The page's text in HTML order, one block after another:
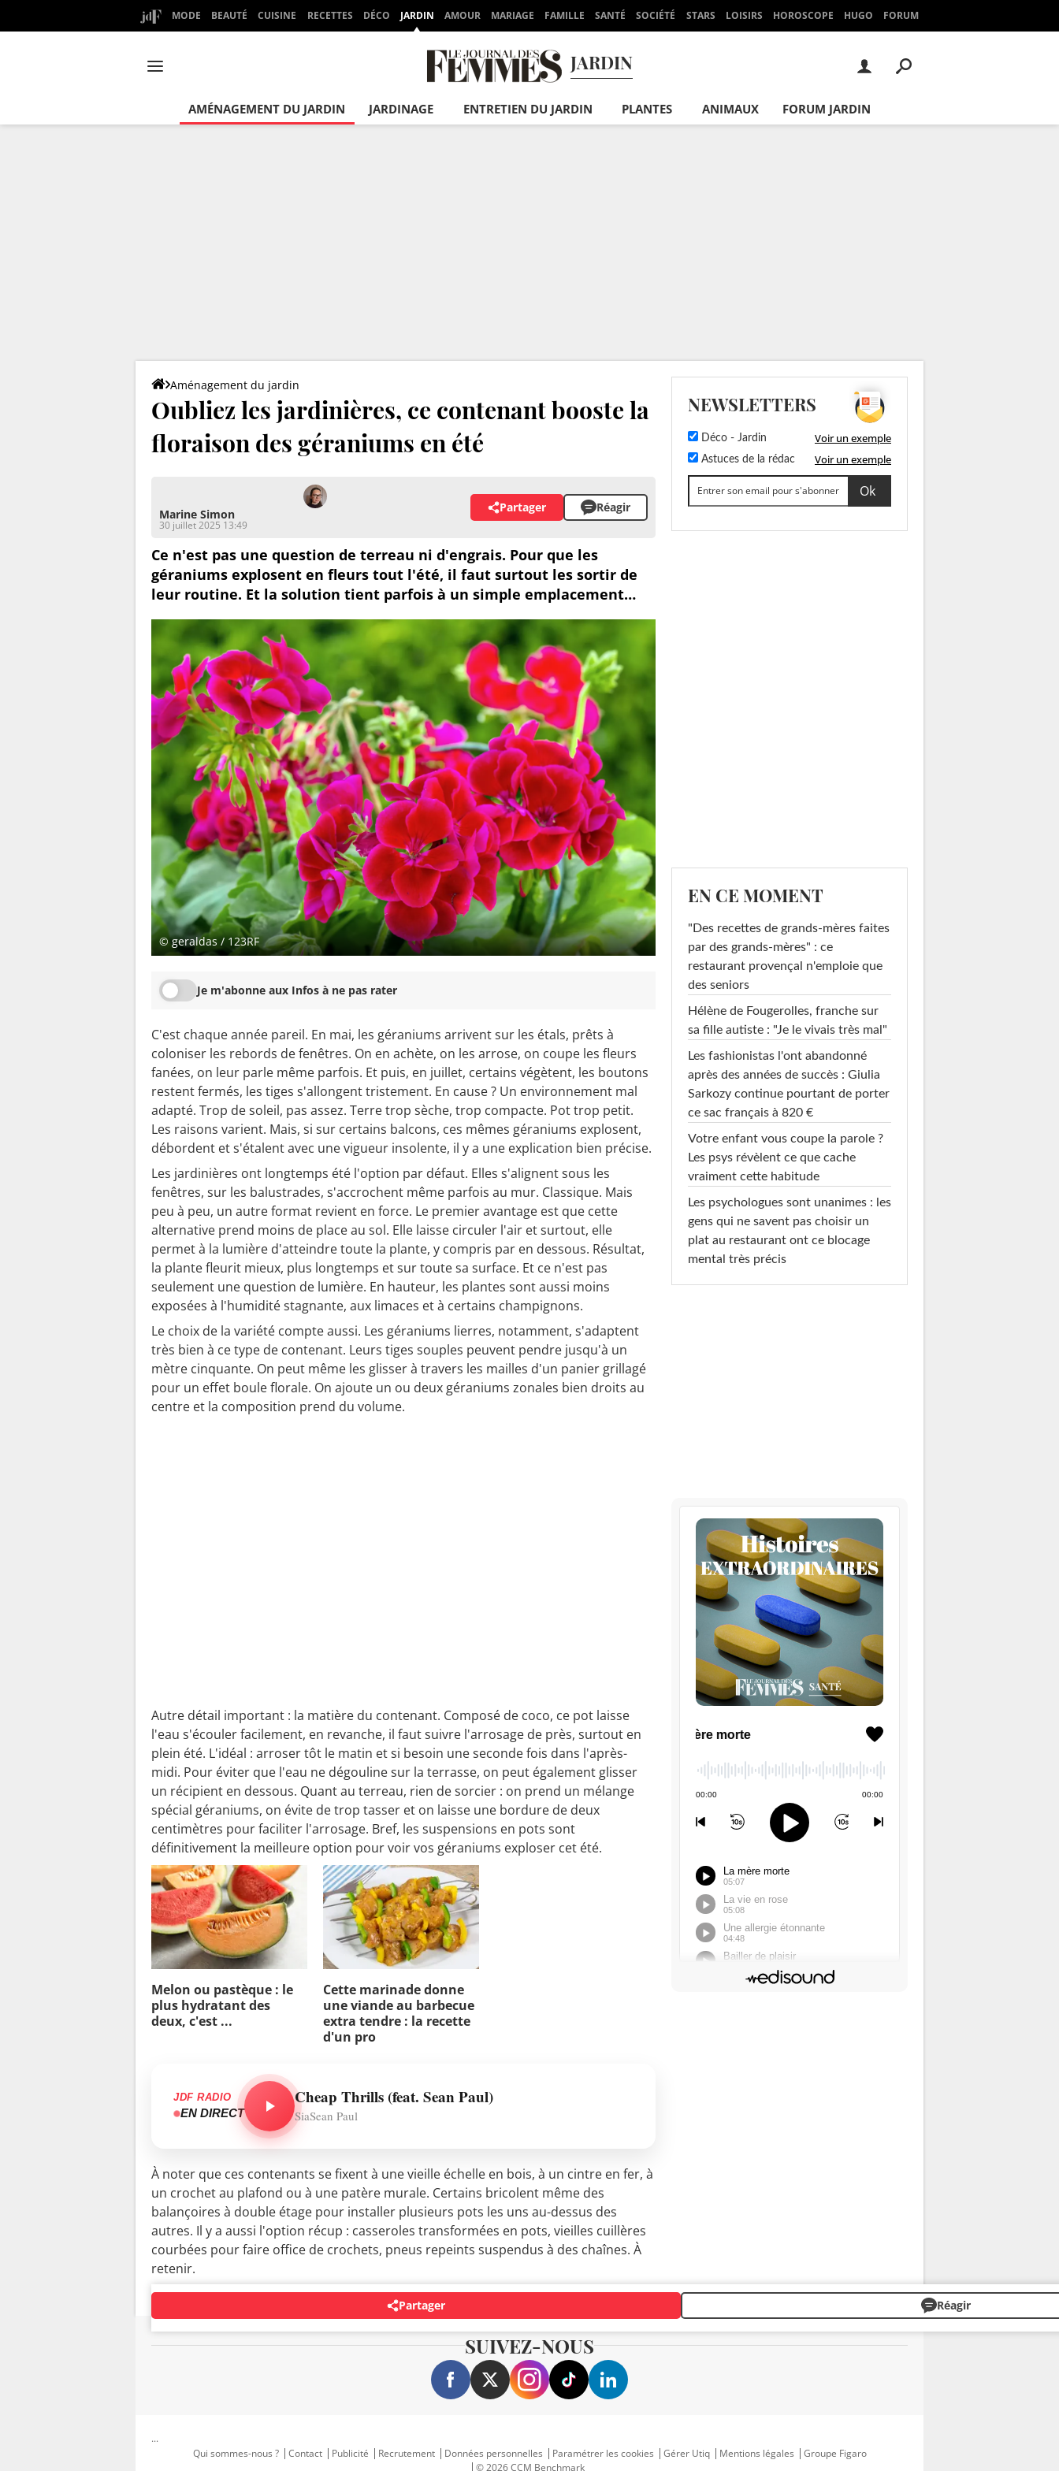
MODE BEAUTÉ CUISINE RECETTES DÉCO JARDIN AMOUR MARIAGE FAMILLE SANTÉ SOCIÉTÉ STARS LOISIRS HOROSCOPE HUGO FORUM
JARDIN
AMÉNAGEMENT DU JARDIN JARDINAGE ENTRETIEN DU JARDIN PLANTES ANIMAUX FORUM JARDIN
Aménagement du jardin
Oubliez les jardinières, ce contenant booste la
floraison des géraniums en été
Marine Simon
30 juillet 2025 13:49
Partager Réagir
Ce n'est pas une question de terreau ni d'engrais. Pour que les
géraniums explosent en fleurs tout l'été, il faut surtout les sortir de
leur routine. Et la solution tient parfois à un simple emplacement…
© geraldas / 123RF
Je m'abonne aux Infos à ne pas rater
C'est chaque année pareil. En mai, les géraniums arrivent sur les étals, prêts à
coloniser les rebords de fenêtres. On en achète, on les arrose, on coupe les fleurs
fanées, on leur parle même parfois. Et puis, en juillet, certains végètent, les boutons
restent fermés, les tiges s'allongent tristement. En cause ? Un environnement mal
adapté. Trop de soleil, pas assez. Terre trop sèche, trop compacte. Pot trop petit.
Les raisons varient. Mais, si sur certains balcons, ces mêmes géraniums explosent,
débordent et s'étalent avec une vigueur insolente, il y a une explication bien précise.
Les jardinières ont longtemps été l'option par défaut. Elles s'alignent sous les
fenêtres, sur les balustrades, s'accrochent même parfois au mur. Classique. Mais
peu à peu, un autre format revient en force. Le premier avantage est que cette
alternative prend moins de place au sol. Elle laisse circuler l'air et surtout, elle
permet à la lumière d'atteindre toute la plante, y compris par en dessous. Résultat,
la plante fleurit mieux, plus longtemps et sur toute sa surface. Et ce n'est pas
seulement une question de lumière. En hauteur, les plantes sont aussi moins
exposées à l'humidité stagnante, aux limaces et à certains champignons.
Le choix de la variété compte aussi. Les géraniums lierres, notamment, s'adaptent
très bien à ce type de contenant. Leurs tiges souples peuvent pendre jusqu'à un
mètre cinquante. On peut même les glisser à travers les mailles d'un panier grillagé
pour un effet boule florale. On ajoute un ou deux géraniums zonales bien droits au
centre et la composition prend du volume.
Autre détail important : la matière du contenant. Composé de coco, ce pot laisse
l'eau s'écouler facilement, en revanche, il faut suivre l'arrosage de près, surtout en
plein été. L'idéal : arroser tôt le matin et si besoin une seconde fois dans l'après-
midi. Pour éviter que l'eau ne dégouline sur la terrasse, on peut également glisser
un récipient en dessous. Quant au terreau, rien de sorcier : on prend un mélange
spécial géraniums, on évite de trop tasser et on laisse une bordure de deux
centimètres pour faciliter l'arrosage. Bref, les suspensions en pots sont
définitivement la meilleure option pour voir vos géraniums exploser cet été.
Melon ou pastèque : le
plus hydratant des
deux, c'est ...
Cette marinade donne
une viande au barbecue
extra tendre : la recette
d'un pro
JDF RADIO
EN DIRECT
Cheap Thrills (feat. Sean Paul)
SiaSean Paul
À noter que ces contenants se fixent à une vieille échelle en bois, à un cintre en fer, à
un crochet au plafond ou à une patère murale. Certains bricolent même des
balançoires à double étage pour installer plusieurs pots les uns au-dessus des
autres. Il y a aussi l'option récup : casseroles transformées en pots, vieilles cuillères
courbées pour faire office de crochets, pneus repeints suspendus à des chaînes. À
retenir.
Partager Réagir
NEWSLETTERS
Déco - Jardin Voir un exemple
Astuces de la rédac Voir un exemple
EN CE MOMENT
"Des recettes de grands-mères faites
par des grands-mères" : ce
restaurant provençal n'emploie que
des seniors
Hélène de Fougerolles, franche sur
sa fille autiste : "Je le vivais très mal"
Les fashionistas l'ont abandonné
après des années de succès : Giulia
Sarkozy continue pourtant de porter
ce sac français à 820 €
Votre enfant vous coupe la parole ?
Les psys révèlent ce que cache
vraiment cette habitude
Les psychologues sont unanimes : les
gens qui ne savent pas choisir un
plat au restaurant ont ce blocage
mental très précis
SUIVEZ-NOUS
...
Qui sommes-nous ?
Contact Publicité Recrutement Données personnelles Paramétrer les cookies Gérer Utiq Mentions légales
Groupe Figaro
© 2026 CCM Benchmark